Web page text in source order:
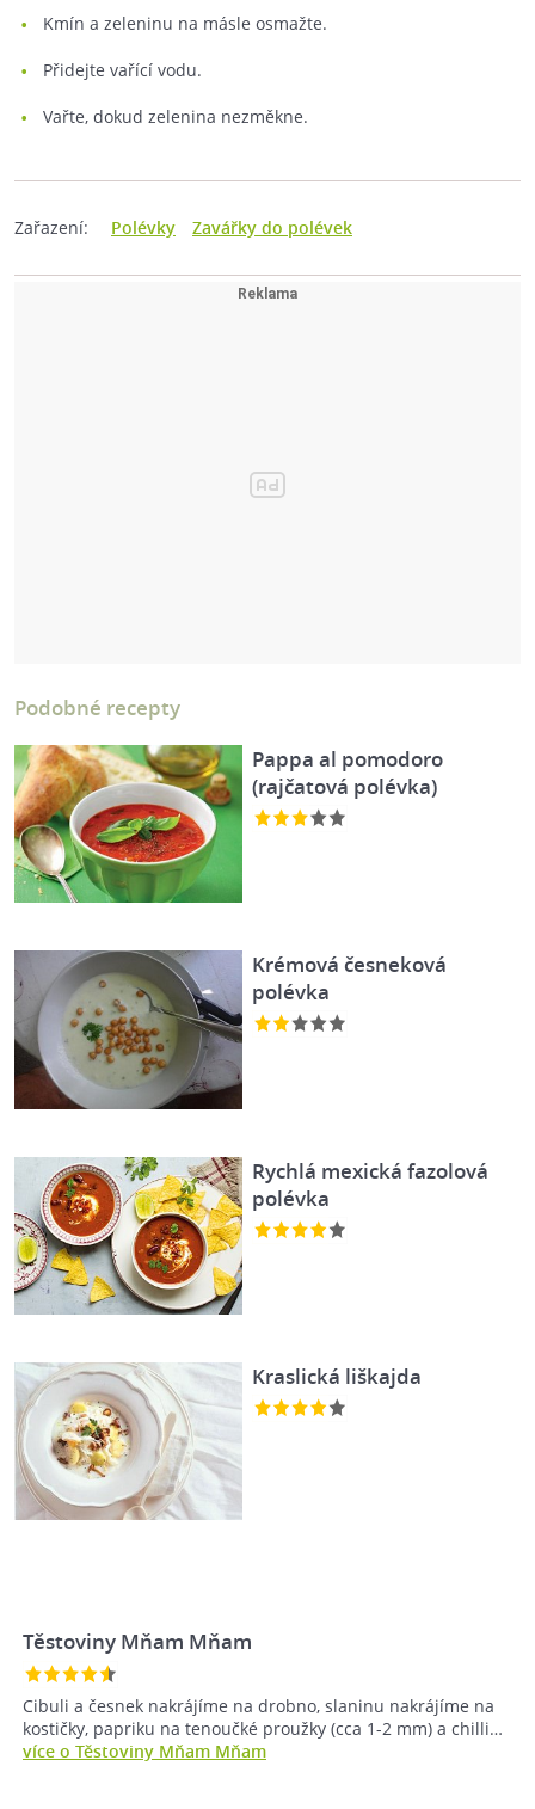
Kmín a zeleninu na másle osmažte.
Přidejte vařící vodu.
Vařte, dokud zelenina nezměkne.
Zařazení: Polévky Zavářky do polévek
Podobné recepty
Pappa al pomodoro
(rajčatová polévka)
Krémová česneková
polévka
Rychlá mexická fazolová
polévka
Kraslická liškajda
Těstoviny Mňam Mňam
Cibuli a česnek nakrájíme na drobno, slaninu nakrájíme na
kostičky, papriku na tenoučké proužky (cca 1-2 mm) a chilli…
více o Těstoviny Mňam Mňam